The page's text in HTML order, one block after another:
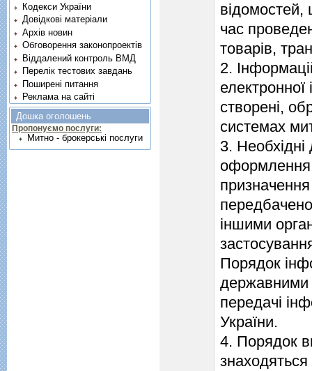
вiдомостей,
час
товарiв,
2.
створенi,
системах
3. Необхiднi
оформлення
iншими
Порядок
державними
передачi
України.
4. Порядок
Кодекси України
Довідкові матеріали
Архів новин
Обговорення законопроектів
Віддалений контроль ВМД
Перелік тестових завдань
Поширені питання
Реклама на сайті
Дошка оголошень
Пропонуємо послуги:
Митно - брокерські послуги